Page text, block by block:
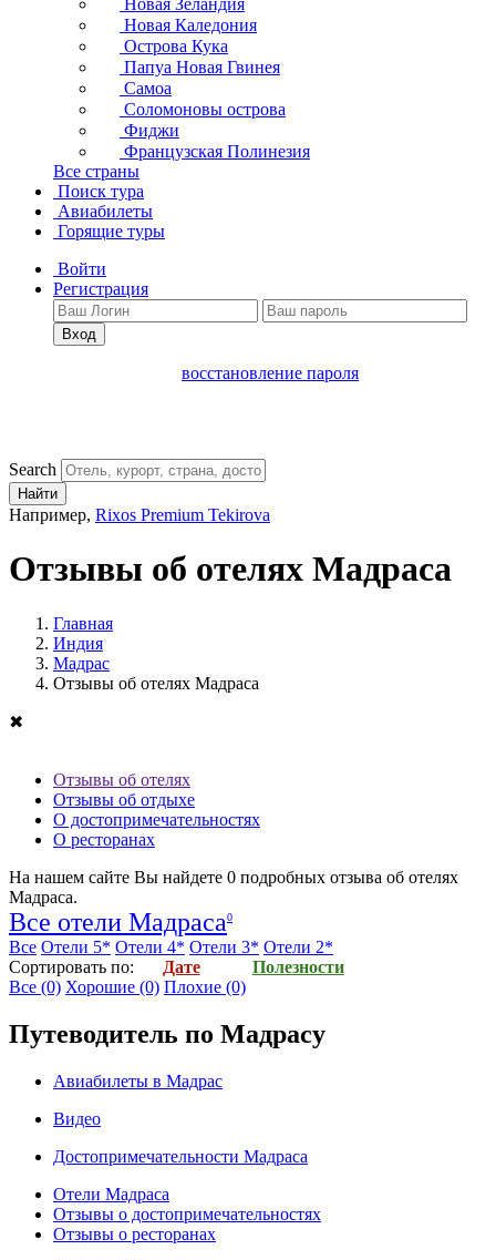
Новая Зеландия
Новая Каледония
Острова Кука
Папуа Новая Гвинея
Самоа
Соломоновы острова
Фиджи
Французская Полинезия
Все страны
Поиск тура
Авиабилеты
Горящие туры
Войти
Регистрация
Вход
восстановление пароля
Search
Найти
Например, Rixos Premium Tekirova
Отзывы об отелях Мадраса
Главная
Индия
Мадрас
Отзывы об отелях Мадраса
✖
Отзывы об отелях
Отзывы об отдыхе
О достопримечательностях
О ресторанах
На нашем сайте Вы найдете 0 подробных отзыва об отелях
Мадраса.
Все отели Мадраса0
Все Отели 5* Отели 4* Отели 3* Отели 2*
Cортировать по:
Дате
Полезности
Все (0) Хорошие (0) Плохие (0)
Путеводитель по Мадрасу
Авиабилеты в Мадрас
Видео
Достопримечательности Мадраса
Отели Мадраса
Отзывы о достопримечательностях
Отзывы о ресторанах